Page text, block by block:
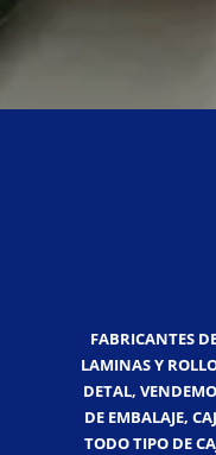
FABRICANTES
LAMINAS Y
DETAL,
DE EMBALAJE,
TODO TIPO DE